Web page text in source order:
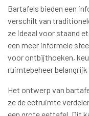
Bartafels bieden een
verschilt van
ze ideaal voor staand
een meer informele
voor ontbijthoeken,
ruimtebeheer belangrijk
Het ontwerp van
ze de eetruimte